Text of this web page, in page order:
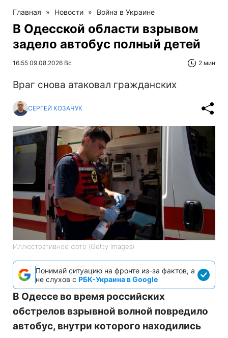
Главная » Новости » Война в Украине
В Одесской области взрывом
задело автобус полный детей
16:55 09.08.2026 Вс 2 мин
Враг снова атаковал гражданских
СЕРГЕЙ КОЗАЧУК
Иллюстративное фото (Getty Images)
Понимай ситуацию на фронте из-за фактов, а
не слухов с РБК-Украина в Google
В Одессе во время российских
обстрелов взрывной волной повредило
автобус, внутри которого находились